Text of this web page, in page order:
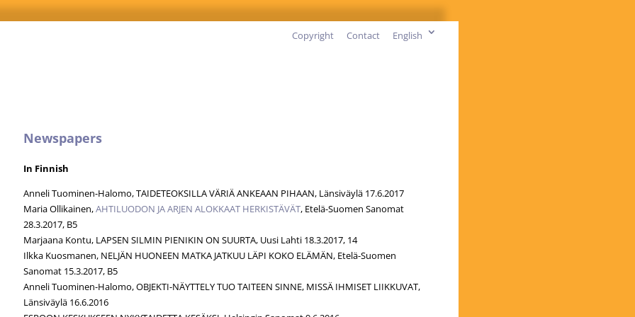
Copyright Contact English
Newspapers
In Finnish
Anneli Tuominen-Halomo, TAIDETEOKSILLA VÄRIÄ ANKEAAN PIHAAN, Länsiväylä 17.6.2017
Maria Ollikainen,AHTILUODON JA ARJEN ALOKKAAT HERKISTÄVÄT, Etelä-Suomen Sanomat
28.3.2017, B5
Marjaana Kontu, LAPSEN SILMIN PIENIKIN ON SUURTA, Uusi Lahti 18.3.2017, 14
Ilkka Kuosmanen, NELJÄN HUONEEN MATKA JATKUU LÄPI KOKO ELÄMÄN, Etelä-Suomen
Sanomat 15.3.2017, B5
Anneli Tuominen-Halomo, OBJEKTI-NÄYTTELY TUO TAITEEN SINNE, MISSÄ IHMISET LIIKKUVAT,
Länsiväylä 16.6.2016